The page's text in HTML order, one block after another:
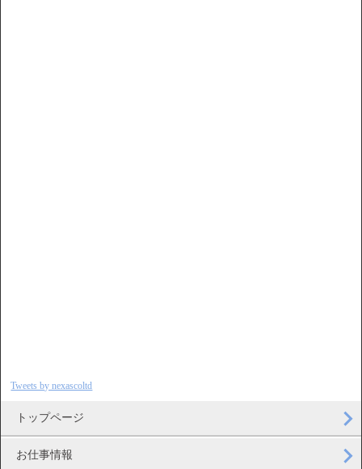
Tweets by nexascoltd
トップページ
お仕事情報